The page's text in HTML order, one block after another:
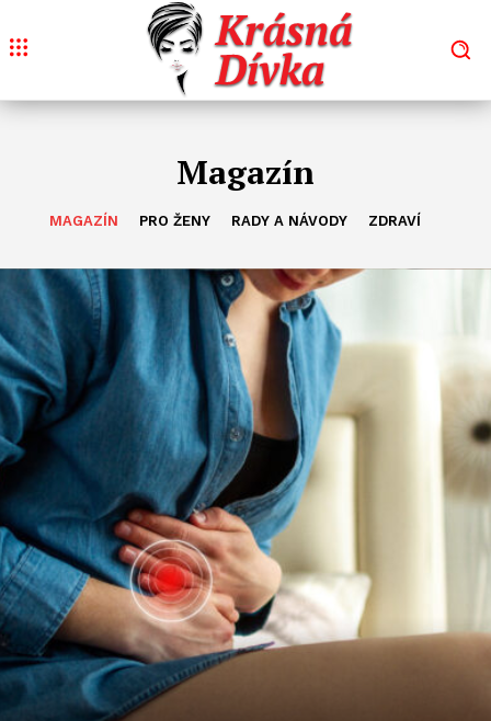
Magazín
MAGAZÍN PRO ŽENY RADY A NÁVODY ZDRAVÍ